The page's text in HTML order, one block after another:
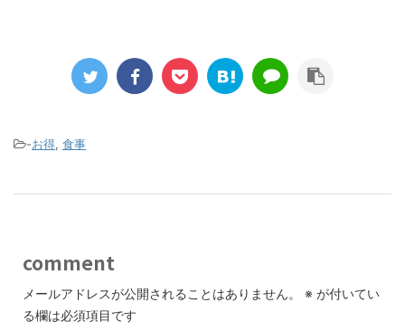
-お得, 食事
comment
メールアドレスが公開されることはありません。 ※ が付いてい
る欄は必須項目です